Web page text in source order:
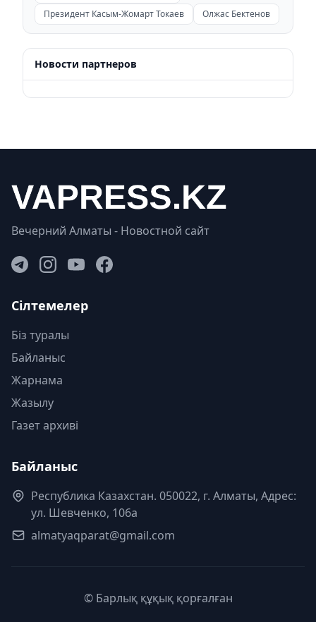
Президент Касым-Жомарт Токаев
Олжас Бектенов
Новости партнеров
Вечерний Алматы - Новостной сайт
Сілтемелер
Біз туралы
Байланыс
Жарнама
Жазылу
Газет архиві
Байланыс
Республика Казахстан. 050022, г. Алматы, Адрес:
ул. Шевченко, 106а
almatyaqparat@gmail.com
© Барлық құқық қорғалған